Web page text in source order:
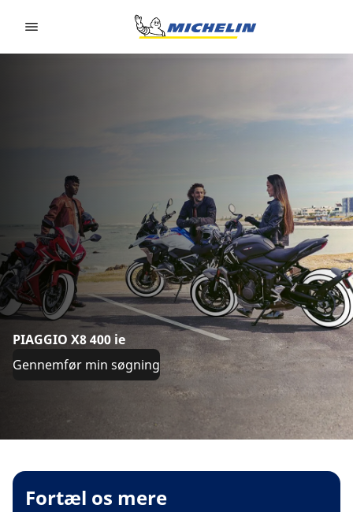
PIAGGIO X8 400 ie
Gennemfør min søgning
Fortæl os mere